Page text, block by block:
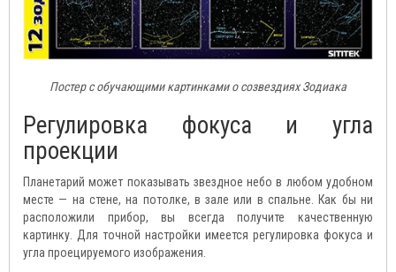
Постер с обучающими картинками о созвездиях Зодиака
Регулировка фокуса и угла
проекции
Планетарий может показывать звездное небо в любом удобном
месте — на стене, на потолке, в зале или в спальне. Как бы ни
расположили прибор, вы всегда получите качественную
картинку. Для точной настройки имеется регулировка фокуса и
угла проецируемого изображения.